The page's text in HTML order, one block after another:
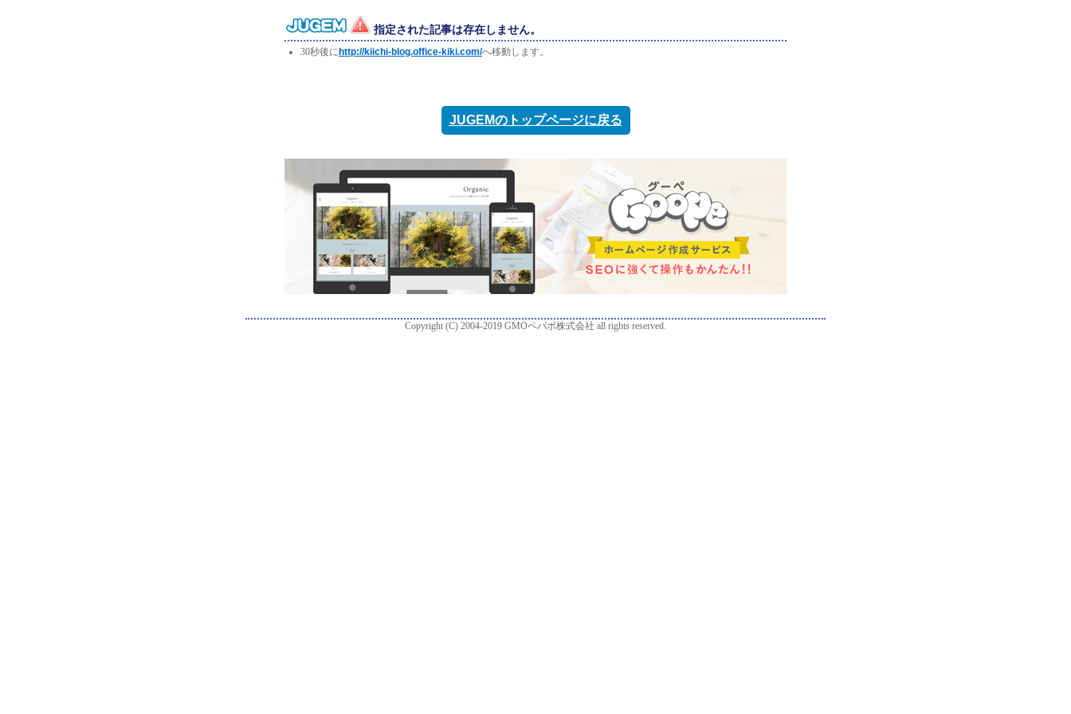
指定された記事は存在しません。
30秒後に http://kiichi-blog.office-kiki.com/へ移動します。
JUGEMのトップページに戻る
Copyright (C) 2004-2019 GMOペパボ株式会社 all rights reserved.